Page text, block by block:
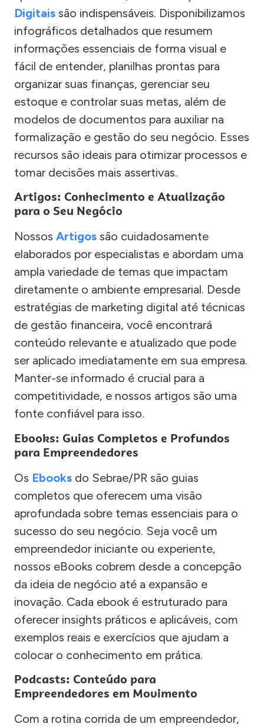
Digitais são indispensáveis. Disponibilizamos
infográficos detalhados que resumem
informações essenciais de forma visual e
fácil de entender, planilhas prontas para
organizar suas finanças, gerenciar seu
estoque e controlar suas metas, além de
modelos de documentos para auxiliar na
formalização e gestão do seu negócio. Esses
recursos são ideais para otimizar processos e
tomar decisões mais assertivas.
Artigos: Conhecimento e Atualização
para o Seu Negócio
Nossos Artigos são cuidadosamente
elaborados por especialistas e abordam uma
ampla variedade de temas que impactam
diretamente o ambiente empresarial. Desde
estratégias de marketing digital até técnicas
de gestão financeira, você encontrará
conteúdo relevante e atualizado que pode
ser aplicado imediatamente em sua empresa.
Manter-se informado é crucial para a
competitividade, e nossos artigos são uma
fonte confiável para isso.
Ebooks: Guias Completos e Profundos
para Empreendedores
Os Ebooks do Sebrae/PR são guias
completos que oferecem uma visão
aprofundada sobre temas essenciais para o
sucesso do seu negócio. Seja você um
empreendedor iniciante ou experiente,
nossos eBooks cobrem desde a concepção
da ideia de negócio até a expansão e
inovação. Cada ebook é estruturado para
oferecer insights práticos e aplicáveis, com
exemplos reais e exercícios que ajudam a
colocar o conhecimento em prática.
Podcasts: Conteúdo para
Empreendedores em Movimento
Com a rotina corrida de um empreendedor,